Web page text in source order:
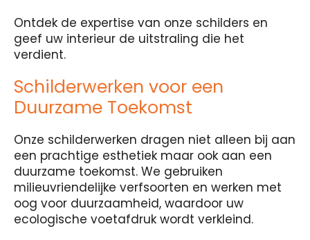
Ontdek de expertise van onze schilders en
geef uw interieur de uitstraling die het
verdient.
Schilderwerken voor een
Duurzame Toekomst
Onze schilderwerken dragen niet alleen bij aan
een prachtige esthetiek maar ook aan een
duurzame toekomst. We gebruiken
milieuvriendelijke verfsoorten en werken met
oog voor duurzaamheid, waardoor uw
ecologische voetafdruk wordt verkleind.